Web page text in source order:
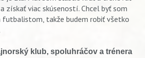
získať viac skúseností. Chcel byť som
futbalistom, takže budem robiť všetko
klub, spoluhráčov a trénera